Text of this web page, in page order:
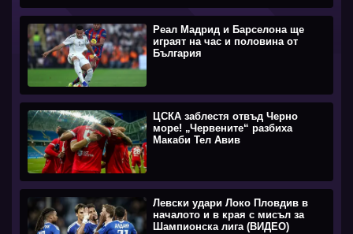
Реал Мадрид и Барселона ще
играят на час и половина от
България
ЦСКА заблестя отвъд Черно
море! „Червените“ разбиха
Макаби Тел Авив
Левски удари Локо Пловдив в
началото и в края с мисъл за
Шампионска лига (ВИДЕО)